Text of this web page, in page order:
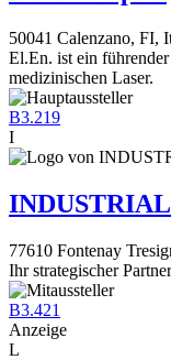
50041 Calenzano, FI,
El.En. ist ein
medizinischen Laser.
B3.219
I
77610 Fontenay
Ihr strategischer
B3.421
Anzeige
L